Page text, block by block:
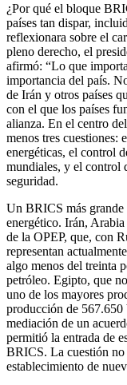
¿Por qué el bloque
países tan dispar,
reflexionara sobre el
pleno derecho, el
afirmó: “Lo que
importancia del país.
de Irán y otros países
con el que los países
alianza. En el centro
menos tres cuestiones:
energéticas, el control
mundiales, y el control
seguridad.
Un BRICS más
energético. Irán,
de la OPEP, que, con
representan
algo menos del treinta
petróleo. Egipto, que
uno de los mayores
producción de 567.650
mediación de un
permitió la entrada de
BRICS. La cuestión no
establecimiento de